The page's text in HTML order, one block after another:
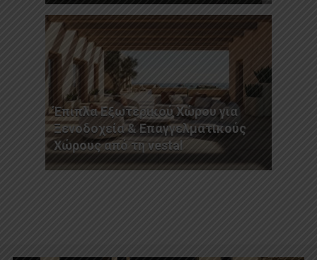
Έπιπλα Εξωτερικού Χώρου για
Ξενοδοχεία & Επαγγελματικούς
Χώρους από τη vestal